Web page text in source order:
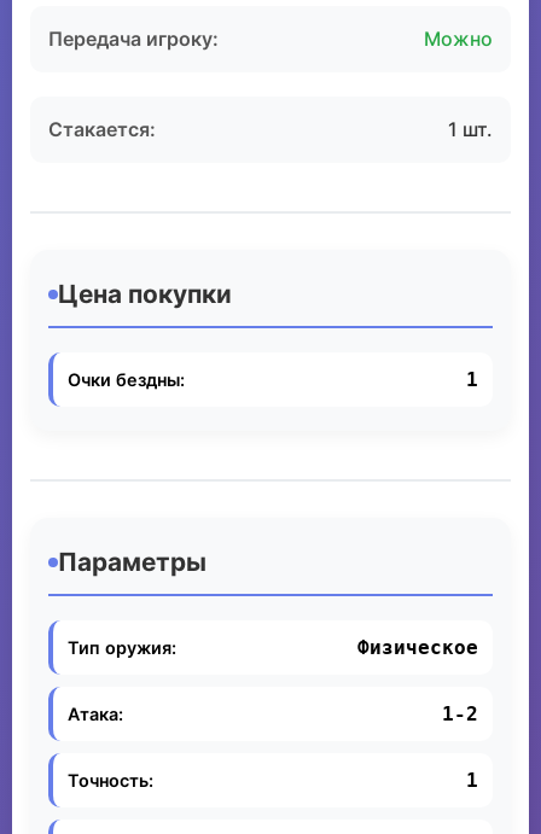
Передача игроку: Можно
Стакается: 1 шт.
Цена покупки
Очки бездны: 1
Параметры
Тип оружия: Физическое
Атака: 1-2
Точность: 1